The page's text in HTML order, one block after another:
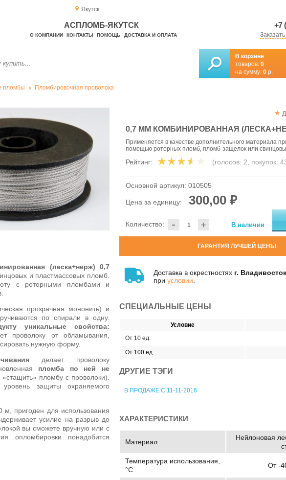
Якутск
+7
АСПЛОМБ-ЯКУТСК
О КОМПАНИИ КОНТАКТЫ ПОМОЩЬ ДОСТАВКА И ОПЛАТА
В корзине
товаров: 0
на сумму: 0 р.
пломбы Пломбировочная проволока
0,7 ММ КОМБИНИРОВАННАЯ
Применяется в качестве дополнительного материала
помощью роторных пломб, пломб-защелок или
Рейтинг: (голосов: 2, покупок:
Основной артикул: 010505
Цена за единицу: 300,00 ₽
- +
Количество: В наличии
ГАРАНТИЯ ЛУЧШЕЙ ЦЕНЫ
Доставка в окрестностях г. Владивосток
при условии
СПЕЦИАЛЬНЫЕ ЦЕНЫ
Условие
От 10 ед.
От 100 ед.
ДРУГИЕ ТЭГИ
В ПРОДАЖЕ С 11-11-2016
(леска+нерж) 0,7
и пластмассовых пломб.
с роторными пломбами и
прозрачная мононить) и
по спирали в одну.
уникальные свойства:
проволоку от обламывания,
нужную форму.
делает проволоку
пломба по ней не
пломбу с проволоки).
защиты охраняемого
м, пригоден для использования
усилие на разрыв до
вы сможете вручную или с
опломбировки понадобится
ХАРАКТЕРИСТИКИ
Материал
Нейлоновая
Температура использования,
°C
От -